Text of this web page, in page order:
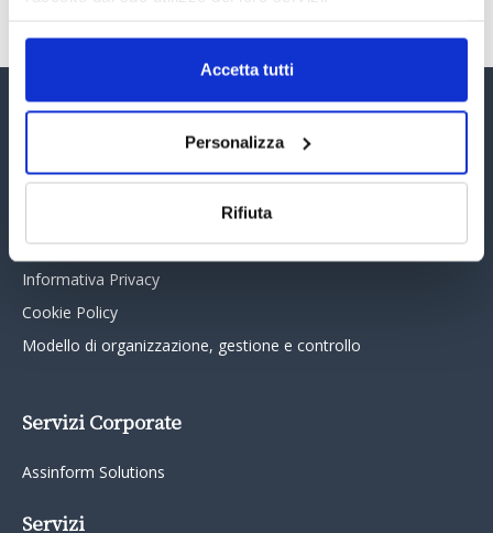
Accetta tutti
Personalizza
Rifiuta
Assinform Editore
Chi siamo
Collabora con noi
Informativa Privacy
Cookie Policy
Modello di organizzazione, gestione e controllo
Servizi Corporate
Assinform Solutions
Servizi